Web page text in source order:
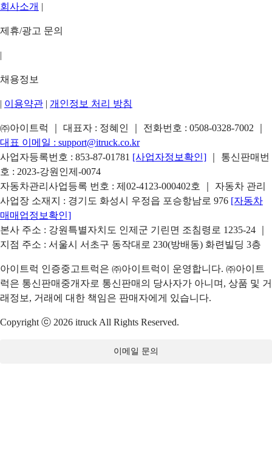
회사소개 |
제휴/광고 문의
|
채용정보
| 이용약관 | 개인정보 처리 방침
㈜아이트럭 ｜ 대표자 : 정혜인 ｜ 전화번호 : 0508-0328-7002
대표 이메일 : support@itruck.co.kr
사업자등록번호 : 853-87-01781 [사업자정보확인]
｜ 통신판매번
호 : 2023-강원인제-0074
자동차관리사업등록 번호 : 제02-4123-000402호 ｜ 자동차 관리
사업장 소재지 : 경기도 화성시 우정읍 포승항남로 976 [자동차
매매업정보확인]
본사 주소 : 강원특별자치도 인제군 기린면 조침령로 1235-24 ｜
지점 주소 : 서울시 서초구 동작대로 230(방배동) 화련빌딩 3층
아이트럭 인증중고트럭은 ㈜아이트럭이 운영합니다. ㈜아이트
럭은 통신판매중개자로 통신판매의 당사자가 아니며, 상품 및 거
래정보, 거래에 대한 책임은 판매자에게 있습니다.
Copyright ⓒ 2026 itruck All Rights Reserved.
이메일 문의